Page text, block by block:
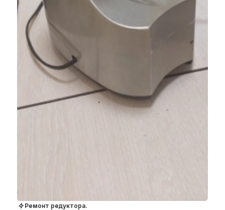
Ремонт редуктора.